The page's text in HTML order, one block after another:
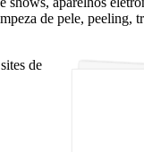
de pele, peeling,
de